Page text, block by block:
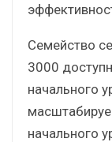
Семейство
3000
начального
начального